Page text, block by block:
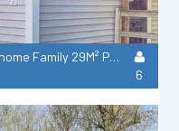
Mobilhome Family 29M² Premium - 3 Habitaciones + Terraza Cubierta + Tv
6